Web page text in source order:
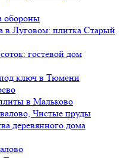
обороны
в Луговом: плитка Старый
гостевой дом
под ключ в Тюмени
в Мальково
Чистые пруды
деревянного дома